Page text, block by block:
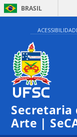
BRASIL
Secretaria
Arte |